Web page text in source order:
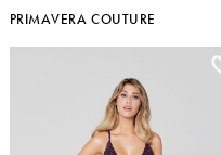
PRIMAVERA COUTURE